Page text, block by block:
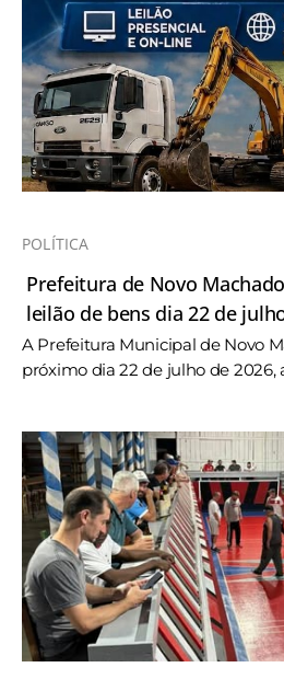
POLÍTICA
Prefeitura de Novo
leilão de bens dia 22 de
A Prefeitura Municipal de Novo
próximo dia 22 de julho de 2026,